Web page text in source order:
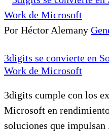
Por Héctor Alemany
3digits se convierte en
Work de Microsoft
3digits cumple con los
Microsoft en
soluciones que